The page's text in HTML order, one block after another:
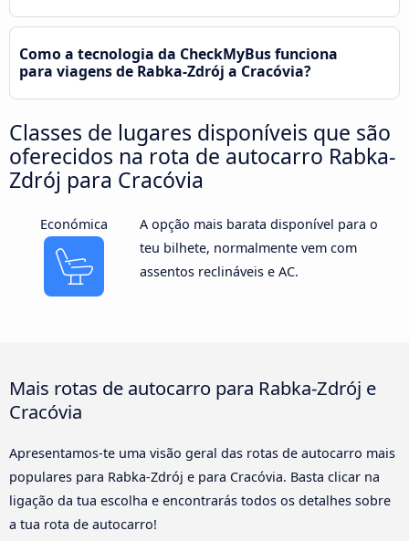
Como a tecnologia da CheckMyBus funciona
para viagens de Rabka-Zdrój a Cracóvia?
Classes de lugares disponíveis que são
oferecidos na rota de autocarro Rabka-
Zdrój para Cracóvia
Económica
A opção mais barata disponível para o
teu bilhete, normalmente vem com
assentos reclináveis e AC.
Mais rotas de autocarro para Rabka-Zdrój e
Cracóvia
Apresentamos-te uma visão geral das rotas de autocarro mais
populares para Rabka-Zdrój e para Cracóvia. Basta clicar na
ligação da tua escolha e encontrarás todos os detalhes sobre
a tua rota de autocarro!